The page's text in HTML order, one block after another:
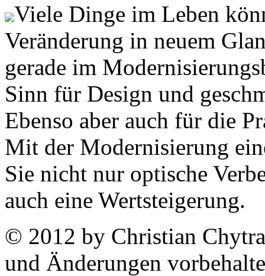
Viele Dinge im Leben
Veränderung in neuem
gerade im
Sinn für Design und
Ebenso aber auch für die
Mit der Modernisierung
Sie nicht nur optische
auch eine Wertsteigerung.
© 2012 by Christian
und Änderungen